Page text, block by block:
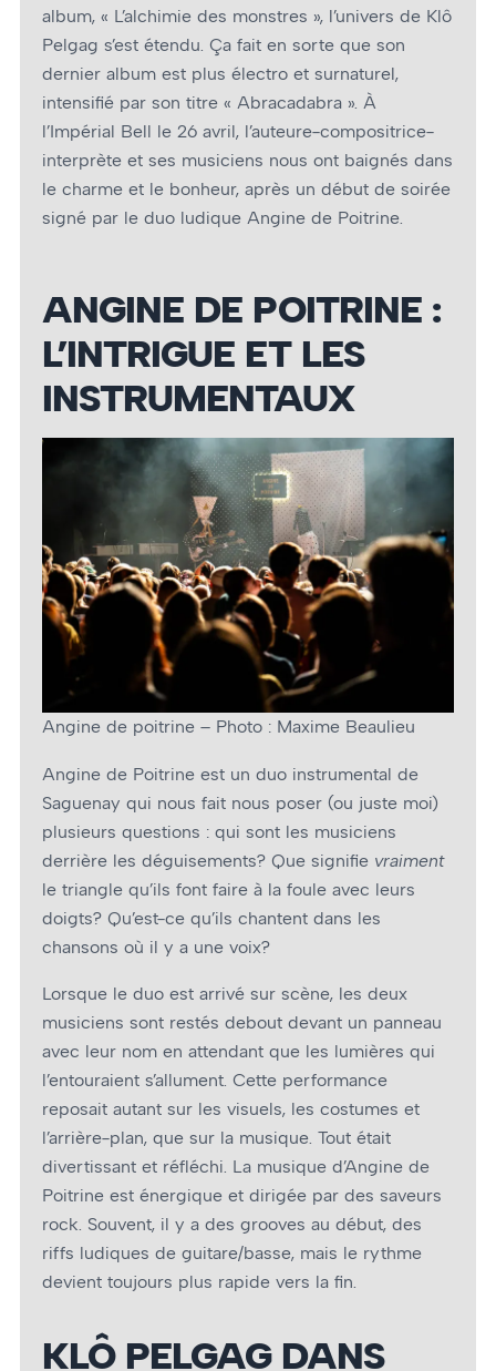
album, « L’alchimie des monstres », l’univers de Klô
Pelgag s’est étendu. Ça fait en sorte que son
dernier album est plus électro et surnaturel,
intensifié par son titre « Abracadabra ». À
l’Impérial Bell le 26 avril, l’auteure-compositrice-
interprète et ses musiciens nous ont baignés dans
le charme et le bonheur, après un début de soirée
signé par le duo ludique Angine de Poitrine.
ANGINE DE POITRINE :
L’INTRIGUE ET LES
INSTRUMENTAUX
Angine de poitrine – Photo : Maxime Beaulieu
Angine de Poitrine est un duo instrumental de
Saguenay qui nous fait nous poser (ou juste moi)
plusieurs questions : qui sont les musiciens
derrière les déguisements? Que signifie vraiment
le triangle qu’ils font faire à la foule avec leurs
doigts? Qu’est-ce qu’ils chantent dans les
chansons où il y a une voix?
Lorsque le duo est arrivé sur scène, les deux
musiciens sont restés debout devant un panneau
avec leur nom en attendant que les lumières qui
l’entouraient s’allument. Cette performance
reposait autant sur les visuels, les costumes et
l’arrière-plan, que sur la musique. Tout était
divertissant et réfléchi. La musique d’Angine de
Poitrine est énergique et dirigée par des saveurs
rock. Souvent, il y a des grooves au début, des
riffs ludiques de guitare/basse, mais le rythme
devient toujours plus rapide vers la fin.
KLÔ PELGAG DANS